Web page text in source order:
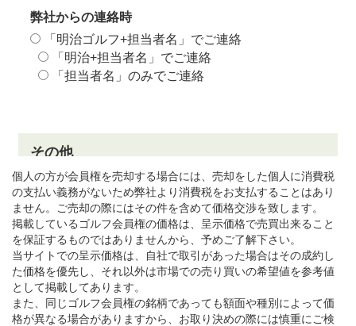
個人の方が会員権を売却する場合には、売却をした個人に消費税
の支払い義務がないため弊社より消費税をお支払することはあり
ません。ご売却の際にはその件を含めて価格交渉を致します。
掲載しているゴルフ会員権の価格は、呈示価格で売買出来ること
を保証するものではありませんから、予めご了解下さい。
当サイトでの呈示価格は、自社で取引があった場合はその成約し
た価格を優先し、それ以外は市場での売り買いの希望値を参考値
として掲載してあります。
また、同じゴルフ会員権の銘柄であっても額面や種別によって価
格が異なる場合がありますから、お取り決めの際には慎重にご検